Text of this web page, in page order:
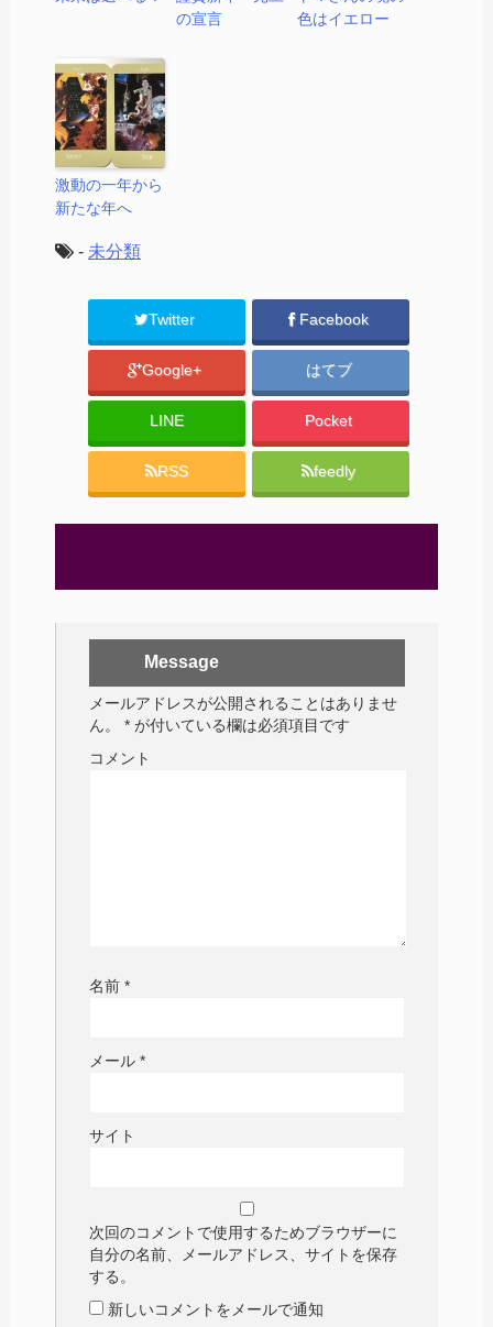
の宣言
色はイエロー
激動の一年から
新たな年へ
- 未分類
Twitter Facebook
Google+ はてブ
LINE Pocket
RSS feedly
Message
メールアドレスが公開されることはありませ
ん。
* が付いている欄は必須項目です
コメント
名前 *
メール *
サイト
次回のコメントで使用するためブラウザーに
自分の名前、メールアドレス、サイトを保存
する。
新しいコメントをメールで通知